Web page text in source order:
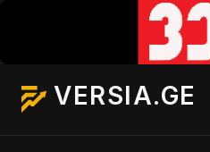
VERSIA.GE